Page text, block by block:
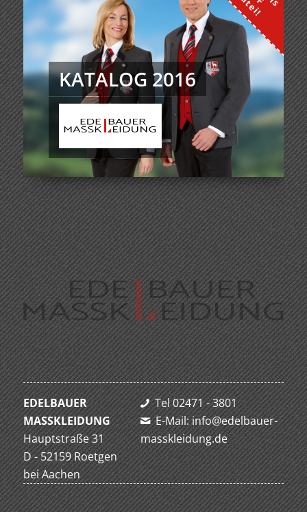
KATALOG 2016
EDELBAUER
MASSKLEIDUNG
Hauptstraße 31
D - 52159 Roetgen
bei Aachen
Tel 02471 - 3801
E-Mail: info@edelbauer-
masskleidung.de